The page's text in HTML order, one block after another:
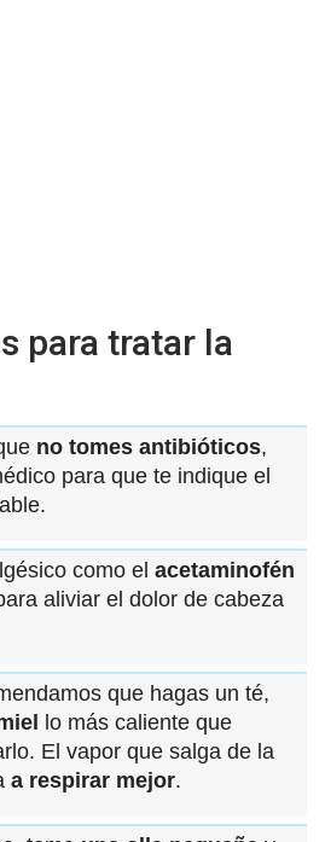
para tratar la
no tomes antibióticos,
para que te indique el
como el acetaminofén
aliviar el dolor de cabeza
que hagas un té,
lo más caliente que
El vapor que salga de la
a respirar mejor.